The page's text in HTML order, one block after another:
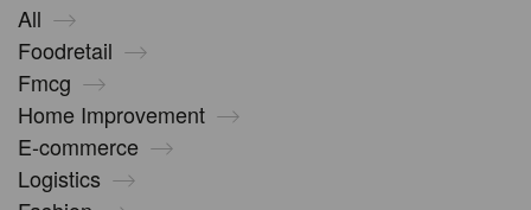
All
Foodretail
Fmcg
Home Improvement
E-commerce
Logistics